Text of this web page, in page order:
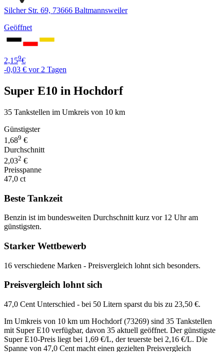
Silcher Str. 69, 73666 Baltmannsweiler
Geöffnet
2,159€
-0,03 € vor 2 Tagen
Super E10 in Hochdorf
35 Tankstellen im Umkreis von 10 km
Günstigster
1,689 €
Durchschnitt
2,032 €
Preisspanne
47,0 ct
Beste Tankzeit
Benzin ist im bundesweiten Durchschnitt kurz vor 12 Uhr am
günstigsten.
Starker Wettbewerb
16 verschiedene Marken - Preisvergleich lohnt sich besonders.
Preisvergleich lohnt sich
47,0 Cent Unterschied - bei 50 Litern sparst du bis zu 23,50 €.
Im Umkreis von 10 km um Hochdorf (73269) sind 35 Tankstellen
mit Super E10 verfügbar, davon 35 aktuell geöffnet. Der günstigste
Super E10-Preis liegt bei 1,69 €/L, der teuerste bei 2,16 €/L. Die
Spanne von 47,0 Cent macht einen gezielten Preisvergleich